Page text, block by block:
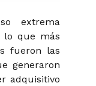
extrema
lo que más
fueron las
generaron
adquisitivo